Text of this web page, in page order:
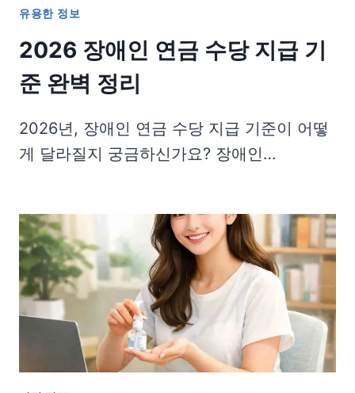
유용한 정보
2026 장애인 연금 수당 지급 기
준 완벽 정리
2026년, 장애인 연금 수당 지급 기준이 어떻
게 달라질지 궁금하신가요? 장애인…